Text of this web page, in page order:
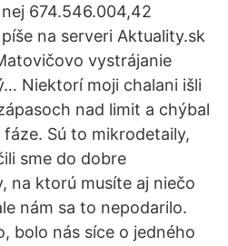
674.546.004,42
na serveri Aktuality.sk
vystrájanie
Niektorí moji chalani išli
nad limit a chýbal
Sú to mikrodetaily,
sme do dobre
na ktorú musíte aj niečo
nám sa to nepodarilo.
bolo nás síce o jedného